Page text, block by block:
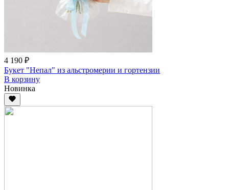
4 190 ₽
Букет "Непал" из альстромерии и гортензии
В корзину
Новинка